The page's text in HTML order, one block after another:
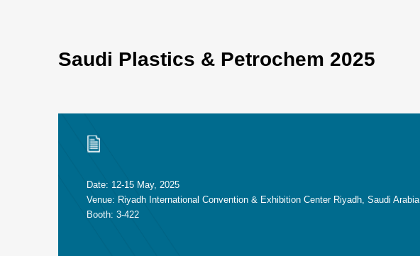
Saudi Plastics & Petrochem 2025
Date: 12-15 May, 2025
Venue: Riyadh International Convention & Exhibition Center Riyadh, Saudi Arabia
Booth: 3-422